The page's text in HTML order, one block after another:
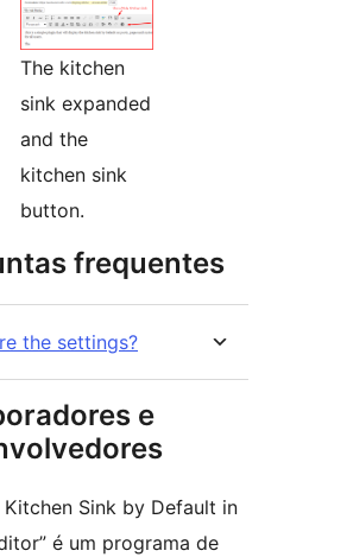
The kitchen
sink expanded
and the
kitchen sink
button.
frequentes
the settings?
e
Kitchen Sink by Default in
é um programa de